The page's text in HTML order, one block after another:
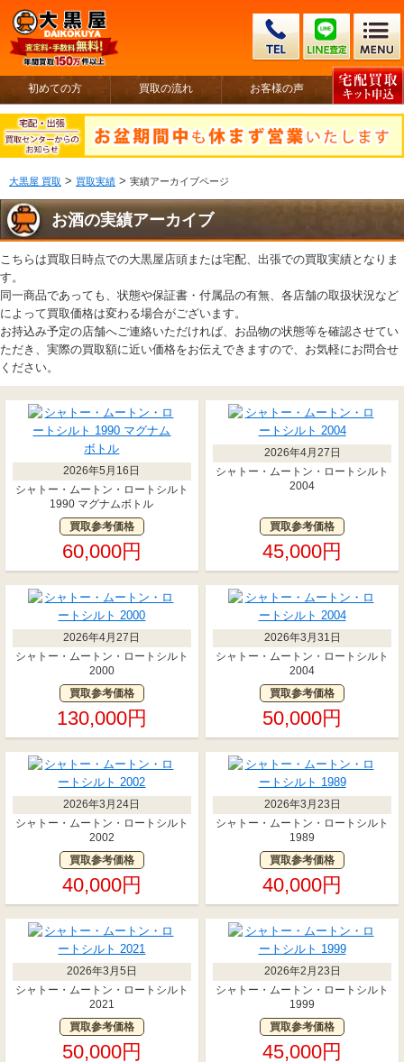
初めての方 買取の流れ お客様の声
大黒屋 買取 > 買取実績 > 実績アーカイブページ
お酒の実績アーカイブ
こちらは買取日時点での大黒屋店頭または宅配、出張での買取実績となりま
す。
同一商品であっても、状態や保証書・付属品の有無、各店舗の取扱状況など
によって買取価格は変わる場合がございます。
お持込み予定の店舗へご連絡いただければ、お品物の状態等を確認させてい
ただき、実際の買取額に近い価格をお伝えできますので、お気軽にお問合せ
ください。
2026年5月16日
シャトー・ムートン・ロートシルト
1990 マグナムボトル
買取参考価格
60,000円
2026年4月27日
シャトー・ムートン・ロートシルト
2004
買取参考価格
45,000円
2026年4月27日
シャトー・ムートン・ロートシルト
2000
買取参考価格
130,000円
2026年3月31日
シャトー・ムートン・ロートシルト
2004
買取参考価格
50,000円
2026年3月24日
シャトー・ムートン・ロートシルト
2002
買取参考価格
40,000円
2026年3月23日
シャトー・ムートン・ロートシルト
1989
買取参考価格
40,000円
2026年3月5日
シャトー・ムートン・ロートシルト
2021
買取参考価格
50,000円
2026年2月23日
シャトー・ムートン・ロートシルト
1999
買取参考価格
45,000円